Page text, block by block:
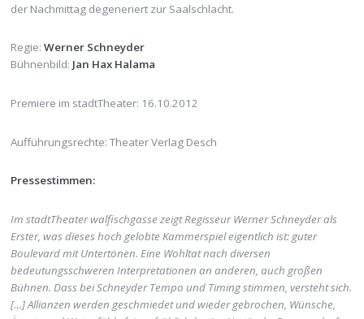
der Nachmittag degeneriert zur Saalschlacht.
Regie: Werner Schneyder
Bühnenbild: Jan Hax Halama
Premiere im stadtTheater: 16.10.2012
Aufführungsrechte: Theater Verlag Desch
Pressestimmen:
Im stadtTheater walfischgasse zeigt Regisseur Werner Schneyder als
Erster, was dieses hoch gelobte Kammerspiel eigentlich ist: guter
Boulevard mit Untertönen. Eine Wohltat nach diversen
bedeutungsschweren Interpretationen an anderen, auch großen
Bühnen. Dass bei Schneyder Tempo und Timing stimmen, versteht sich.
[…] Allianzen werden geschmiedet und wieder gebrochen, Wünsche,